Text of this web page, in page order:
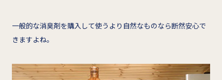
一般的な消臭剤を購入して使うより自然なものなら断然安心で
きますよね。